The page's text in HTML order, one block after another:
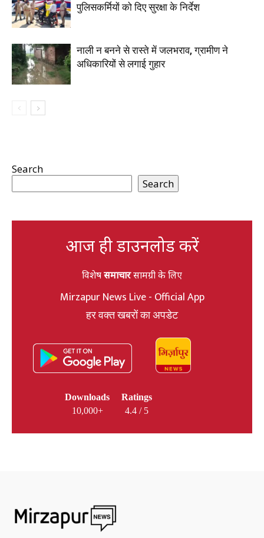
पुलिसकर्मियों को दिए सुरक्षा के निर्देश
नाली न बनने से रास्ते में जलभराव, ग्रामीण ने
अधिकारियों से लगाई गुहार
Search
Search
आज ही डाउनलोड करें
विशेषसमाचारसामग्री के लिए
Mirzapur News Live - Official App
हर वक्त खबरों का अपडेट
Downloads
10,000+
Ratings
4.4 / 5